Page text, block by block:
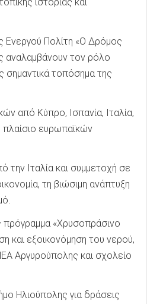
Ενεργού Πολίτη «Ο Δρόμος
αναλαμβάνουν τον ρόλο
σημαντικά τοπόσημα της
από Κύπρο, Ισπανία, Ιταλία,
πλαίσιο ευρωπαϊκών
την Ιταλία και συμμετοχή σε
τη βιώσιμη ανάπτυξη
πρόγραμμα «Χρυσοπράσινο
και εξοικονόμηση του νερού,
Αργυρούπολης και σχολείο
Ηλιούπολης για δράσεις